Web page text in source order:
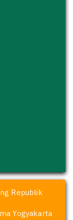
Republik
Yogyakarta